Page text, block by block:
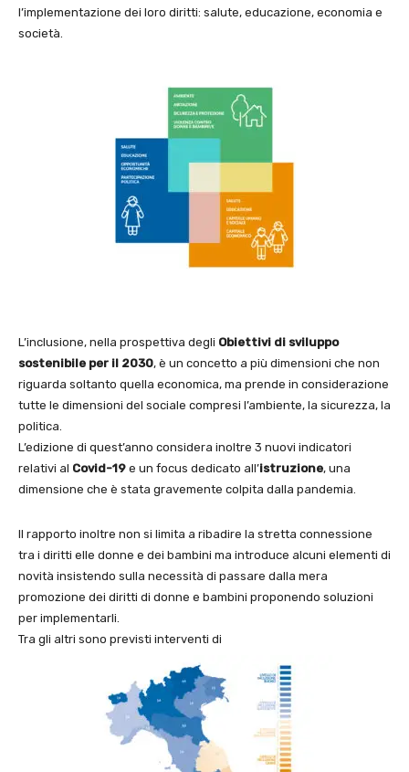
l’implementazione dei loro diritti: salute, educazione, economia e
società.
L’inclusione, nella prospettiva degli Obiettivi di sviluppo
sostenibile per il 2030, è un concetto a più dimensioni che non
riguarda soltanto quella economica, ma prende in considerazione
tutte le dimensioni del sociale compresi l’ambiente, la sicurezza, la
politica.
L’edizione di quest’anno considera inoltre 3 nuovi indicatori
relativi al Covid-19 e un focus dedicato all’istruzione, una
dimensione che è stata gravemente colpita dalla pandemia.
Il rapporto inoltre non si limita a ribadire la stretta connessione
tra i diritti elle donne e dei bambini ma introduce alcuni elementi di
novità insistendo sulla necessità di passare dalla mera
promozione dei diritti di donne e bambini proponendo soluzioni
per implementarli.
Tra gli altri sono previsti interventi di